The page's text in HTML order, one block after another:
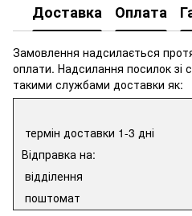
Доставка Оплата
Замовлення надсилається
оплати. Надсилання посилок зі
такими службами доставки як:
термін доставки 1-3 дні
Відправка на:
відділення
поштомат